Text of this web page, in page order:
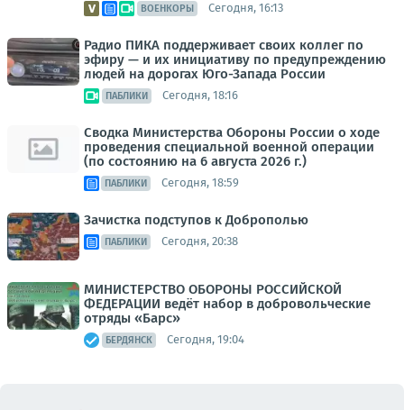
ВОЕНКОРЫ Сегодня, 16:13
Радио ПИКА поддерживает своих коллег по
эфиру — и их инициативу по предупреждению
людей на дорогах Юго-Запада России
ПАБЛИКИ Сегодня, 18:16
Сводка Министерства Обороны России о ходе
проведения специальной военной операции
(по состоянию на 6 августа 2026 г.)
ПАБЛИКИ Сегодня, 18:59
Зачистка подступов к Доброполью
ПАБЛИКИ Сегодня, 20:38
МИНИСТЕРСТВО ОБОРОНЫ РОССИЙСКОЙ
ФЕДЕРАЦИИ ведёт набор в добровольческие
отряды «Барс»
БЕРДЯНСК Сегодня, 19:04